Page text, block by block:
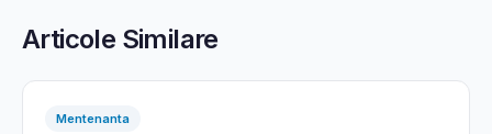
Articole Similare
Mentenanta